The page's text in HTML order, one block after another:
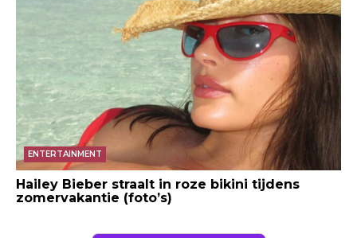
ENTERTAINMENT
Hailey Bieber straalt in roze bikini tijdens
zomervakantie (foto’s)